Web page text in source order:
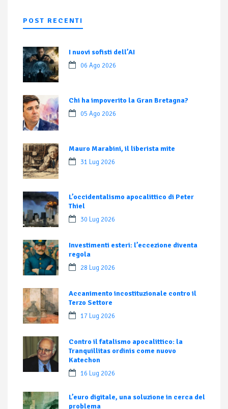
POST RECENTI
I nuovi sofisti dell’AI
06 Ago 2026
Chi ha impoverito la Gran Bretagna?
05 Ago 2026
Mauro Marabini, il liberista mite
31 Lug 2026
L’occidentalismo apocalittico di Peter
Thiel
30 Lug 2026
Investimenti esteri: l’eccezione diventa
regola
28 Lug 2026
Accanimento incostituzionale contro il
Terzo Settore
17 Lug 2026
Contro il fatalismo apocalittico: la
Tranquillitas ordinis come nuovo
Katechon
16 Lug 2026
L’euro digitale, una soluzione in cerca del
problema